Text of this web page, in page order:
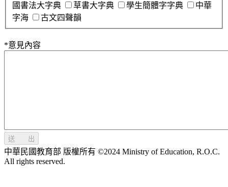
國書法大字典
草書大字典 學生簡體字字典
中華
字海
古文四聲韻
*意見內容
送 出
中華民國教育部 版權所有 ©2024 Ministry of Education, R.O.C.
All rights reserved.